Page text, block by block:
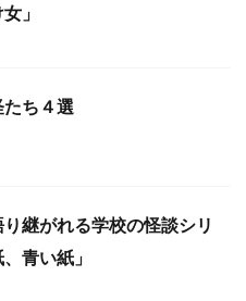
」
ち４選
継がれる学校の怪談シリ
青い紙」